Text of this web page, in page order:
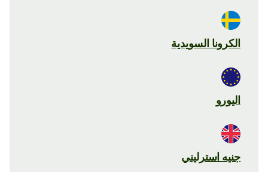
الكرونا السويدية
اليورو
جنيه استرليني